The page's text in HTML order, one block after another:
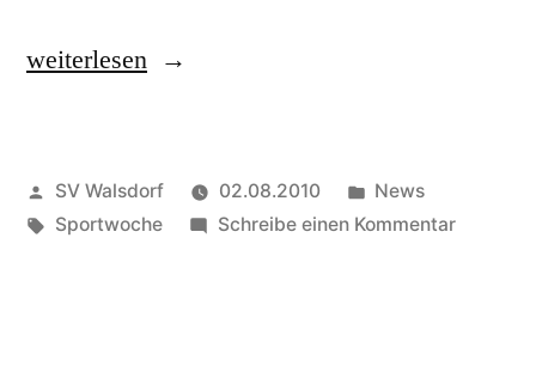
„Spendenaktion
weiterlesen
Veröffentlicht
von
SV Walsdorf 02.08.2010
Veröffentlicht
in
News
Schlagwörter:
Sportwoche Schreibe einen Kommentarzu